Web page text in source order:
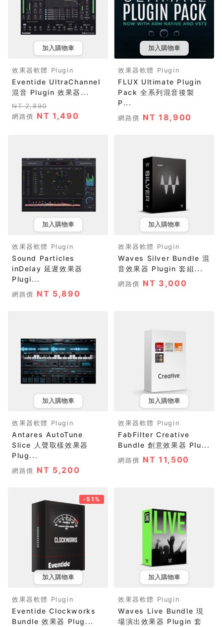
加入購物車
效果器軟體 Plugin
Eventide UltraChannel
混音 Plugin 效果器...
NT 2,890
網路價 NT 1,490
加入購物車
效果器軟體 Plugin
FLUX Ultimate Plugin
Pack 全系列混音後製
P...
網路價 NT 18,900
加入購物車
效果器軟體 Plugin
Sound Particles
inDelay 延遲效果器
Plugi...
網路價 NT 5,890
加入購物車
效果器軟體 Plugin
Waves Silver Bundle 混
音效果器 Plugin 套組...
網路價 NT 3,000
加入購物車
效果器軟體 Plugin
Antares AutoTune
Slice 人聲取樣效果器
Plug...
網路價 NT 5,200
加入購物車
效果器軟體 Plugin
FabFilter Creative
Bundle 創意效果器 Plu...
網路價 NT 11,500
-51%
加入購物車
效果器軟體 Plugin
Eventide Clockworks
Bundle 效果器 Plug...
加入購物車
效果器軟體 Plugin
Waves Live Bundle 現
場演出效果器 Plugin 套